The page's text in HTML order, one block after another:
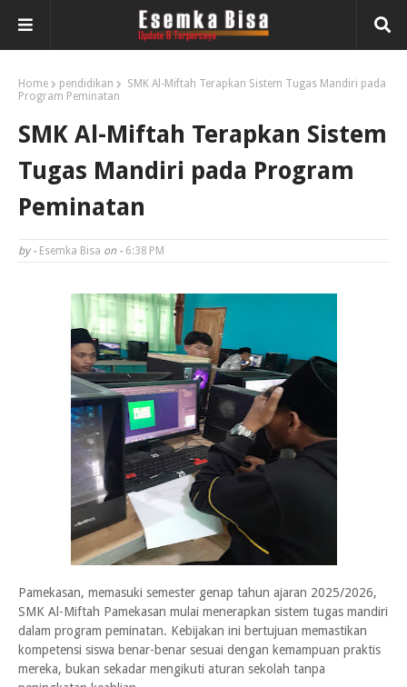
Home pendidikan
SMK Al-Miftah Terapkan Sistem Tugas Mandiri pada
Program Peminatan
SMK Al-Miftah Terapkan Sistem
Tugas Mandiri pada Program
Peminatan
by - Esemka Bisa on - 6:38 PM
Pamekasan, memasuki semester genap tahun ajaran 2025/2026,
SMK Al-Miftah Pamekasan mulai menerapkan sistem tugas mandiri
dalam program peminatan. Kebijakan ini bertujuan memastikan
kompetensi siswa benar-benar sesuai dengan kemampuan praktis
mereka, bukan sekadar mengikuti aturan sekolah tanpa